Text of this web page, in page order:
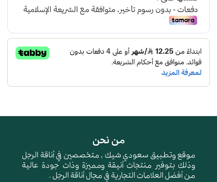
من نحن
موقع وتطبيق سعودي شيك , متخصصين في أناقة الرجل
وذلك بتوفير منتجات أنيقة ومميزة وذات جودة عالية
من أفضل العلامات التجارية في مجال أناقة الرجل .